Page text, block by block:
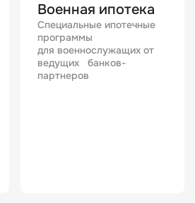
Военная ипотека
Специальные ипотечные
программы
для военнослужащих от
ведущих банков-
партнеров